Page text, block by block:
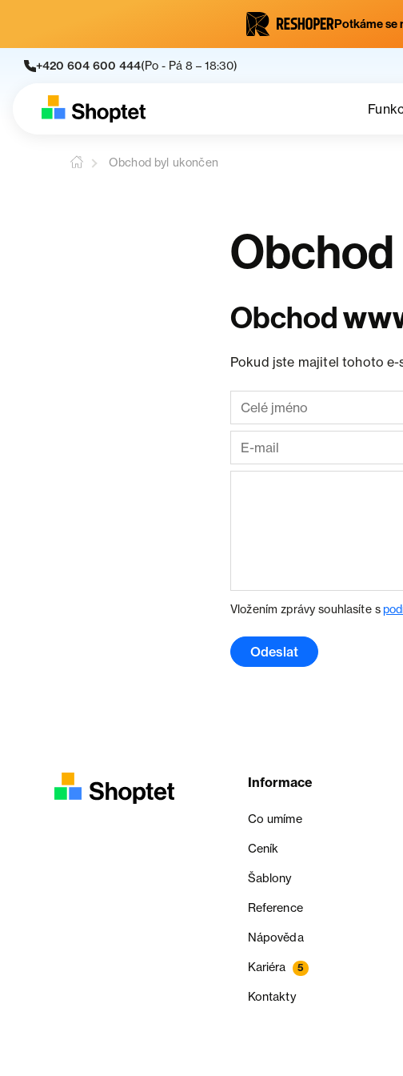
Potkáme se
+420 604 600 444(Po - Pá 8 – 18:30)
Obchod byl ukončen
Obchod
Pokud jste majitel tohoto e-
Vložením zprávy souhlasíte s
Odeslat
Informace
Co umíme
Ceník
Šablony
Reference
Nápověda
Kariéra 5
Kontakty